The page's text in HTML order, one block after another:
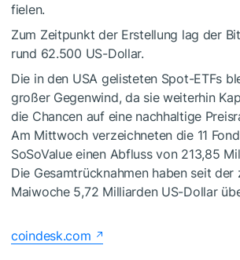
fielen.
Zum Zeitpunkt der Erstellung lag der
rund 62.500 US-Dollar.
Die in den USA gelisteten Spot-ETFs
großer Gegenwind, da sie weiterhin
die Chancen auf eine nachhaltige
Am Mittwoch verzeichneten die 11
SoSoValue einen Abfluss von 213,85
Die Gesamtrücknahmen haben seit der
Maiwoche 5,72 Milliarden US-Dollar
coindesk.com